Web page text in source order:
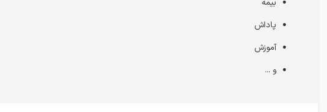
بیمه
پاداش
آموزش
و ...